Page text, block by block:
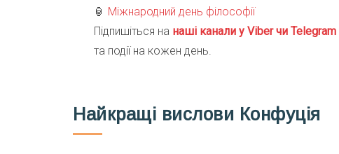
🏮 Міжнародний день філософії
Підпишіться на наші канали у Viber чи Telegram
та події на кожен день.
Найкращі вислови Конфуція